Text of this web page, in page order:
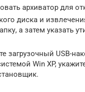
архиватор для
диска и
а затем указать
загрузочный USB-
Win XP,